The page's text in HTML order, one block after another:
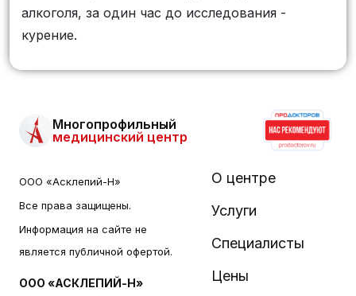
алкоголя, за один час до исследования -
курение.
Многопрофильный
медицинский центр
ООО «Асклепий-Н»
Все права защищены.
Информация на сайте не
является публичной офертой.
ООО «АСКЛЕПИЙ-Н»
О центре
Услуги
Специалисты
Цены